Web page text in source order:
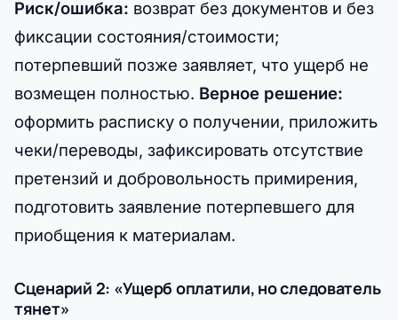
Риск/ошибка: возврат без документов и без
фиксации состояния/стоимости;
потерпевший позже заявляет, что ущерб не
возмещен полностью. Верное решение:
оформить расписку о получении, приложить
чеки/переводы, зафиксировать отсутствие
претензий и добровольность примирения,
подготовить заявление потерпевшего для
приобщения к материалам.
Сценарий 2: «Ущерб оплатили, но следователь
тянет»